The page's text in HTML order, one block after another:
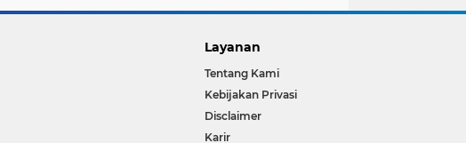
Layanan
Tentang Kami
Kebijakan Privasi
Disclaimer
Karir